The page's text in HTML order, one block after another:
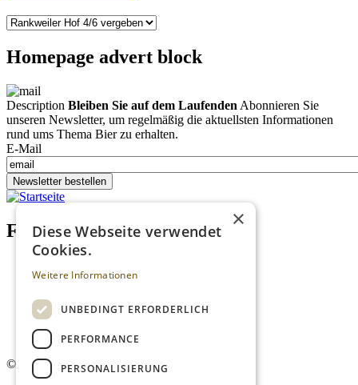
Homepage advert block
Description Bleiben Sie auf dem Laufenden Abonnieren Sie
unseren Newsletter, um regelmäßig die aktuellsten Informationen
rund ums Thema Bier zu erhalten.
E-Mail
Newsletter bestellen
Footer menu (DE)
Impressum
Mediadaten
AGB
Newsletter
© 2026. Alle Rechte vorbehalten.
×
Diese Webseite verwendet
Cookies.
Weitere Informationen
UNBEDINGT ERFORDERLICH
PERFORMANCE
PERSONALISIERUNG